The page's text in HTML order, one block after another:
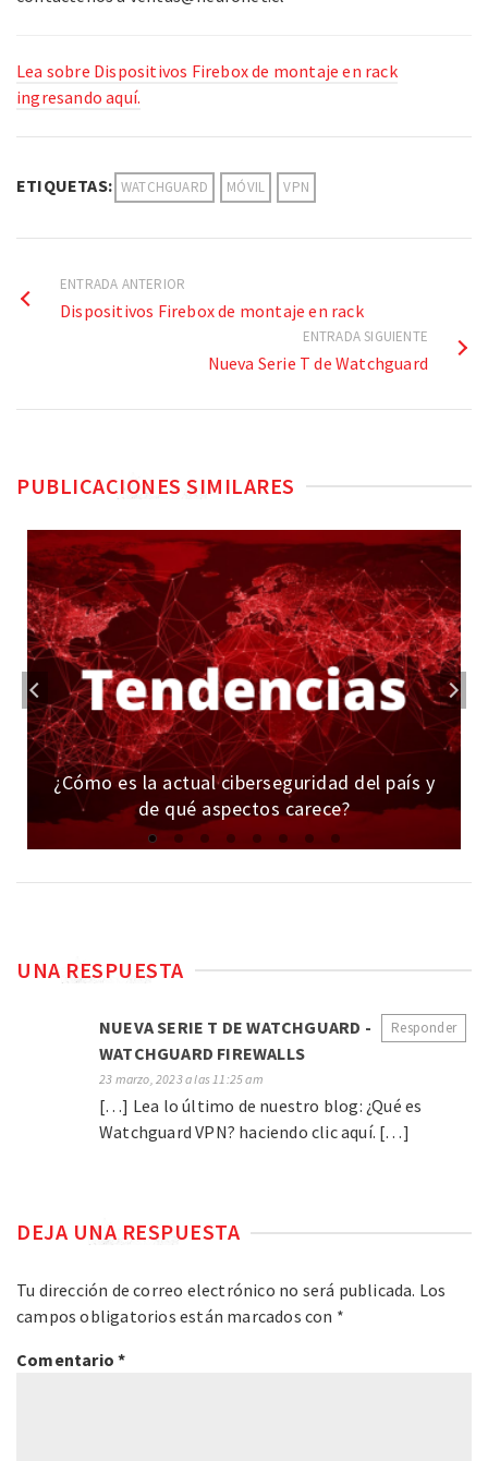
Lea sobre Dispositivos Firebox de montaje en rack
ingresando aquí.
ETIQUETAS: WATCHGUARD MÓVIL VPN
ENTRADA ANTERIOR
Dispositivos Firebox de montaje en rack
ENTRADA SIGUIENTE
Nueva Serie T de Watchguard
PUBLICACIONES SIMILARES
¿Cómo es la actual ciberseguridad del país y
de qué aspectos carece?
UNA RESPUESTA
NUEVA SERIE T DE WATCHGUARD -
WATCHGUARD FIREWALLS
23 marzo, 2023 a las 11:25 am
[…] Lea lo último de nuestro blog: ¿Qué es
Watchguard VPN? haciendo clic aquí. […]
Responder
DEJA UNA RESPUESTA
Tu dirección de correo electrónico no será publicada. Los
campos obligatorios están marcados con *
Comentario*